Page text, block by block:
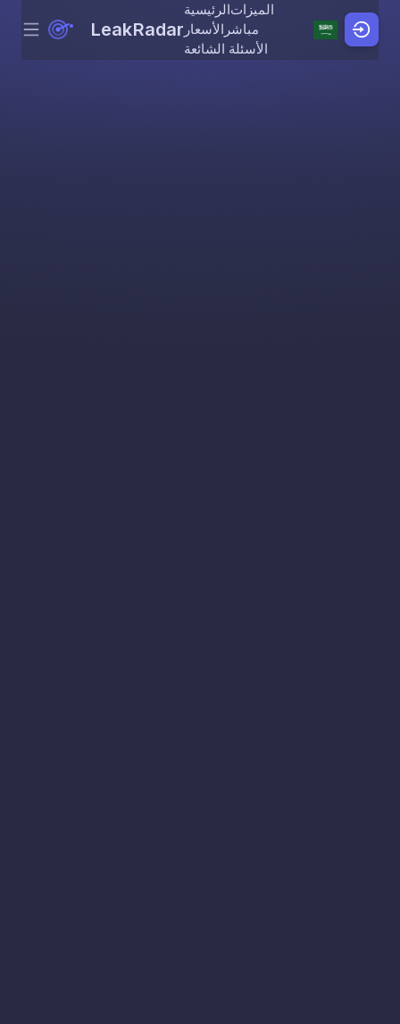
Skip to content
Menu LeakRadar
الرئيسيةالميزات
الأسعار مباشر
الأسئلة الشائعة